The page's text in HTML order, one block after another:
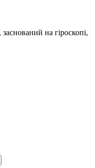
на гіроскопі,